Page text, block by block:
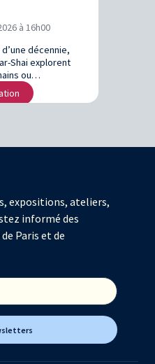
à 16h00
décennie,
Shai explorent
ou…
expositions, ateliers,
informé des
Paris et de